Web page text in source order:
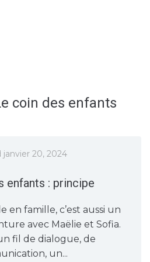
coin des enfants
janvier 20, 2024
enfants : principe
en famille, c’est aussi un
avec Maëlie et Sofia.
fil de dialogue, de
un...